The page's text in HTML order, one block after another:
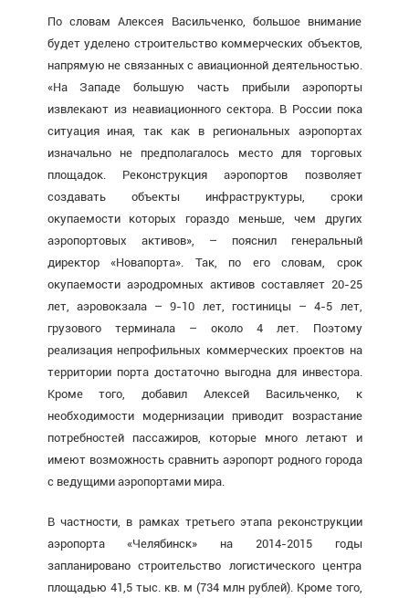
По словам Алексея Васильченко, большое внимание
будет уделено строительство коммерческих объектов,
напрямую не связанных с авиационной деятельностью.
«На Западе большую часть прибыли аэропорты
извлекают из неавиационного сектора. В России пока
ситуация иная, так как в региональных аэропортах
изначально не предполагалось место для торговых
площадок. Реконструкция аэропортов позволяет
создавать объекты инфраструктуры, сроки
окупаемости которых гораздо меньше, чем других
аэропортовых активов», – пояснил генеральный
директор «Новапорта». Так, по его словам, срок
окупаемости аэродромных активов составляет 20-25
лет, аэровокзала – 9-10 лет, гостиницы – 4-5 лет,
грузового терминала – около 4 лет. Поэтому
реализация непрофильных коммерческих проектов на
территории порта достаточно выгодна для инвестора.
Кроме того, добавил Алексей Васильченко, к
необходимости модернизации приводит возрастание
потребностей пассажиров, которые много летают и
имеют возможность сравнить аэропорт родного города
с ведущими аэропортами мира.
В частности, в рамках третьего этапа реконструкции
аэропорта «Челябинск» на 2014-2015 годы
запланировано строительство логистического центра
площадью 41,5 тыс. кв. м (734 млн рублей). Кроме того,